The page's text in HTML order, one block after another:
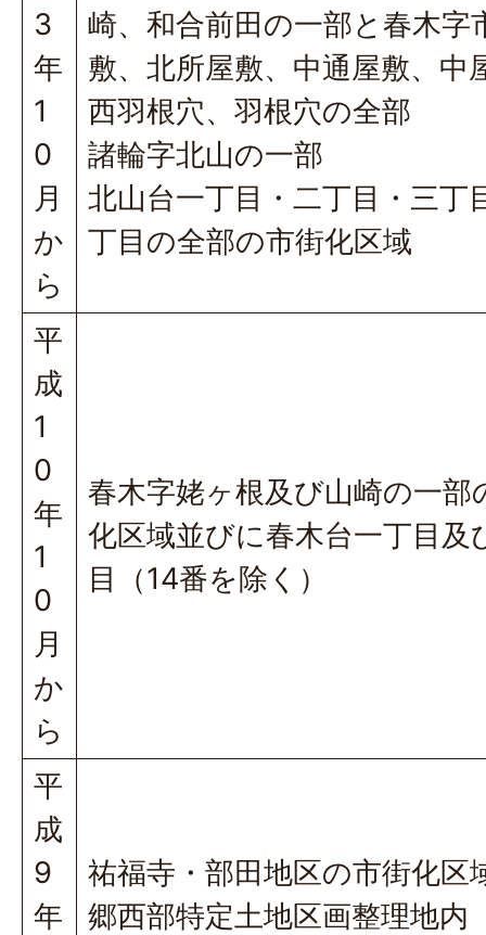
3
年
1
0
月
か
ら
崎、和合前田の一部と春木字
敷、北所屋敷、中通屋敷、中
西羽根穴、羽根穴の全部
諸輪字北山の一部
北山台一丁目・二丁目・三丁
丁目の全部の市街化区域
平
成
1
0
年
1
0
月
か
ら
春木字姥ヶ根及び山崎の一部
化区域並びに春木台一丁目及
目（14番を除く）
平
成
9
年
祐福寺・部田地区の市街化区
郷西部特定土地区画整理地内